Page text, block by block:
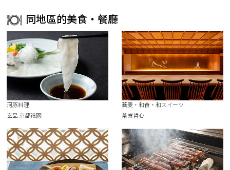
同地區的美食・餐廳
河豚料理
玄品 京都祇園
蕎麦・和食・和スイーツ
茶寮哲心